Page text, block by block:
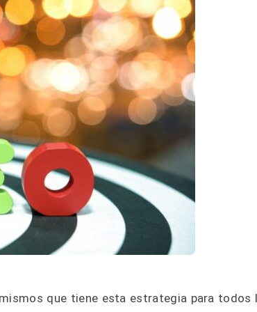
que tiene esta estrategia para todos